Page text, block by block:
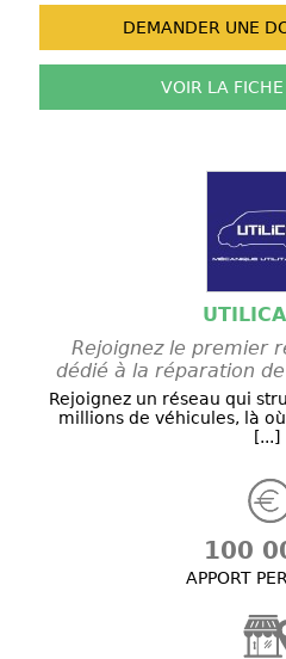
DEMANDER UNE
VOIR LA FICHE
Rejoignez le premier
dédié à la réparation
Rejoignez un réseau qui
millions de véhicules, là
[...]
100
APPORT